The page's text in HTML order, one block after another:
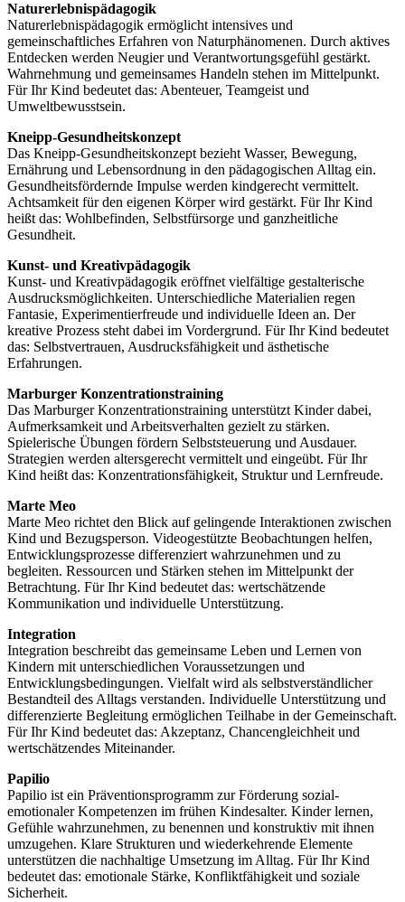
Naturerlebnispädagogik
Naturerlebnispädagogik ermöglicht intensives und
gemeinschaftliches Erfahren von Naturphänomenen. Durch aktives
Entdecken werden Neugier und Verantwortungsgefühl gestärkt.
Wahrnehmung und gemeinsames Handeln stehen im Mittelpunkt.
Für Ihr Kind bedeutet das: Abenteuer, Teamgeist und
Umweltbewusstsein.
Kneipp-Gesundheitskonzept
Das Kneipp-Gesundheitskonzept bezieht Wasser, Bewegung,
Ernährung und Lebensordnung in den pädagogischen Alltag ein.
Gesundheitsfördernde Impulse werden kindgerecht vermittelt.
Achtsamkeit für den eigenen Körper wird gestärkt. Für Ihr Kind
heißt das: Wohlbefinden, Selbstfürsorge und ganzheitliche
Gesundheit.
Kunst- und Kreativpädagogik
Kunst- und Kreativpädagogik eröffnet vielfältige gestalterische
Ausdrucksmöglichkeiten. Unterschiedliche Materialien regen
Fantasie, Experimentierfreude und individuelle Ideen an. Der
kreative Prozess steht dabei im Vordergrund. Für Ihr Kind bedeutet
das: Selbstvertrauen, Ausdrucksfähigkeit und ästhetische
Erfahrungen.
Marburger Konzentrationstraining
Das Marburger Konzentrationstraining unterstützt Kinder dabei,
Aufmerksamkeit und Arbeitsverhalten gezielt zu stärken.
Spielerische Übungen fördern Selbststeuerung und Ausdauer.
Strategien werden altersgerecht vermittelt und eingeübt. Für Ihr
Kind heißt das: Konzentrationsfähigkeit, Struktur und Lernfreude.
Marte Meo
Marte Meo richtet den Blick auf gelingende Interaktionen zwischen
Kind und Bezugsperson. Videogestützte Beobachtungen helfen,
Entwicklungsprozesse differenziert wahrzunehmen und zu
begleiten. Ressourcen und Stärken stehen im Mittelpunkt der
Betrachtung. Für Ihr Kind bedeutet das: wertschätzende
Kommunikation und individuelle Unterstützung.
Integration
Integration beschreibt das gemeinsame Leben und Lernen von
Kindern mit unterschiedlichen Voraussetzungen und
Entwicklungsbedingungen. Vielfalt wird als selbstverständlicher
Bestandteil des Alltags verstanden. Individuelle Unterstützung und
differenzierte Begleitung ermöglichen Teilhabe in der Gemeinschaft.
Für Ihr Kind bedeutet das: Akzeptanz, Chancengleichheit und
wertschätzendes Miteinander.
Papilio
Papilio ist ein Präventionsprogramm zur Förderung sozial-
emotionaler Kompetenzen im frühen Kindesalter. Kinder lernen,
Gefühle wahrzunehmen, zu benennen und konstruktiv mit ihnen
umzugehen. Klare Strukturen und wiederkehrende Elemente
unterstützen die nachhaltige Umsetzung im Alltag. Für Ihr Kind
bedeutet das: emotionale Stärke, Konfliktfähigkeit und soziale
Sicherheit.